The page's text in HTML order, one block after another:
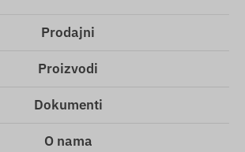
Prodajni
Proizvodi
Dokumenti
O nama